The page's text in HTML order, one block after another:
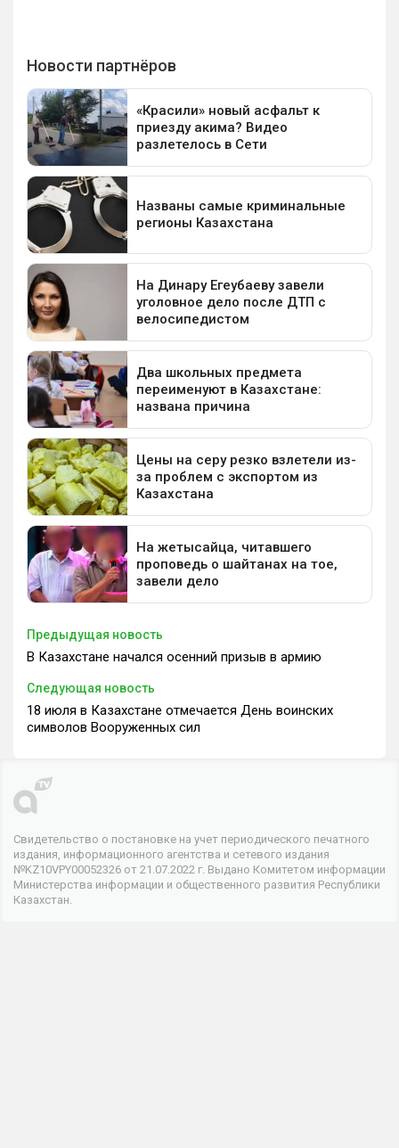
Предыдущая новость
В Казахстане начался осенний призыв в армию
Следующая новость
18 июля в Казахстане отмечается День воинских
символов Вооруженных сил
Свидетельство о постановке на учет периодического печатного
издания, информационного агентства и сетевого издания
№KZ10VPY00052326 от 21.07.2022 г. Выдано Комитетом информации
Министерства информации и общественного развития Республики
Казахстан.